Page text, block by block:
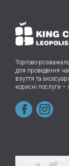
Торгово-
для проведення
взуття та
корисні послуги